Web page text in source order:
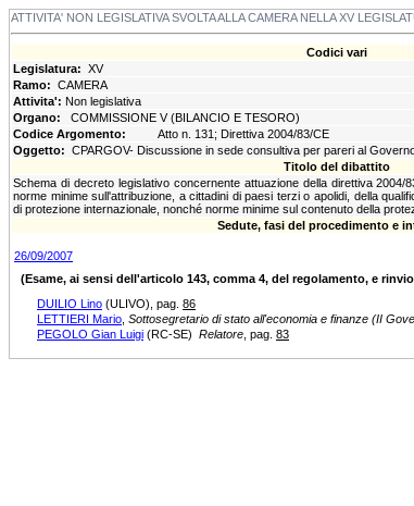
ATTIVITA' NON LEGISLATIVA SVOLTA ALLA CAMERA NELLA XV
Codici vari
Legislatura: XV
Ramo: CAMERA
Attivita': Non legislativa
Organo:
COMMISSIONE V (BILANCIO E TESORO)
Codice Argomento:
Atto n. 131; Direttiva 2004/83/CE
Oggetto: CPARGOV- Discussione in sede consultiva per pareri al
Titolo del dibattito
Schema di decreto legislativo concernente attuazione della direttiva 2004/
norme minime sull'attribuzione, a cittadini di paesi terzi o apolidi, della
di protezione internazionale, nonché norme minime sul contenuto della
Sedute, fasi del procedimento e
26/09/2007
(Esame, ai sensi dell'articolo 143, comma 4, del regolamento, e
DUILIO Lino (ULIVO) , pag. 86
LETTIERI Mario Sottosegretario di stato all'economia e finanze (II
PEGOLO Gian Luigi (RC-SE) Relatore , pag. 83